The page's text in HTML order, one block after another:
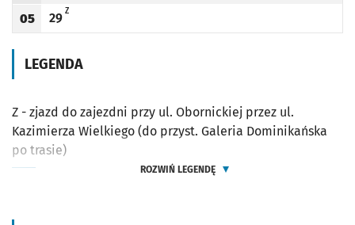
Godzina odjazdu
05
Odjazd
29
minut po godzinie 05
ZZ - ZJAZD DO ZAJEZDNI PRZY UL. OBORNICKIEJ PRZEZ UL. KAZIMIERZA
LEGENDA
Z - zjazd do zajezdni przy ul. Obornickiej przez ul.
Kazimierza Wielkiego (do przyst. Galeria Dominikańska
po trasie)
ROZWIŃ LEGENDĘ